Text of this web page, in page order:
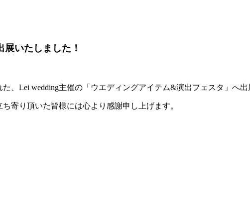
展いたしました！
、Lei wedding主催の「ウエディングアイテム&演出フェスタ」へ出
寄り頂いた皆様には心より感謝申し上げます。